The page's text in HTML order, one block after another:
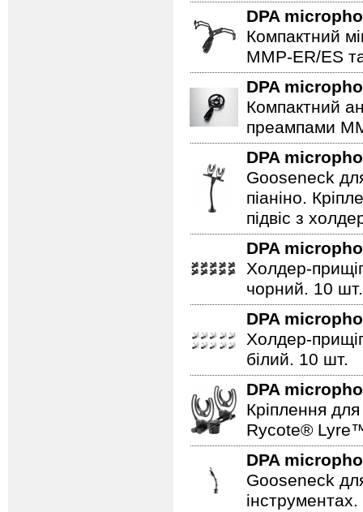
DPA
Компактний
MMP-ER/ES
DPA
Компактний
преампами
DPA
Gooseneck
піаніно.
підвіс з
DPA
Холдер-
чорний. 10 шт.
DPA
Холдер-
білий. 10 шт.
DPA
Кріплення
Rycote®
DPA
Gooseneck